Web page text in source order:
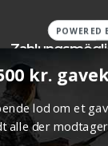
kr.
lod om et
alle der
POWERED